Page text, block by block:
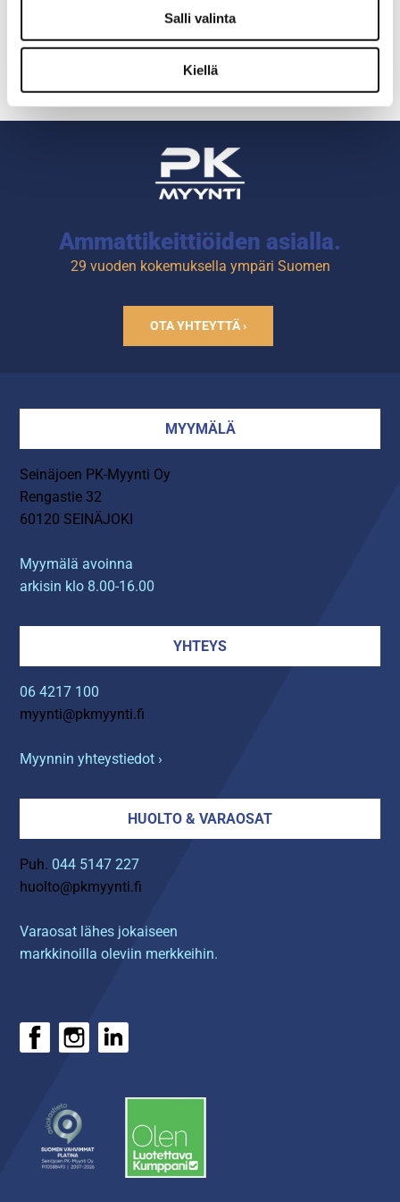
Salli valinta
Kiellä
Ammattikeittiöiden asialla.
29 vuoden kokemuksella ympäri Suomen
OTA YHTEYTTÄ ›
MYYMÄLÄ
Seinäjoen PK-Myynti Oy
Rengastie 32
60120 SEINÄJOKI
Myymälä avoinna
arkisin klo 8.00-16.00
YHTEYS
06 4217 100
myynti@pkmyynti.fi
Myynnin yhteystiedot ›
HUOLTO & VARAOSAT
Puh. 044 5147 227
huolto@pkmyynti.fi
Varaosat lähes jokaiseen
markkinoilla oleviin merkkeihin.